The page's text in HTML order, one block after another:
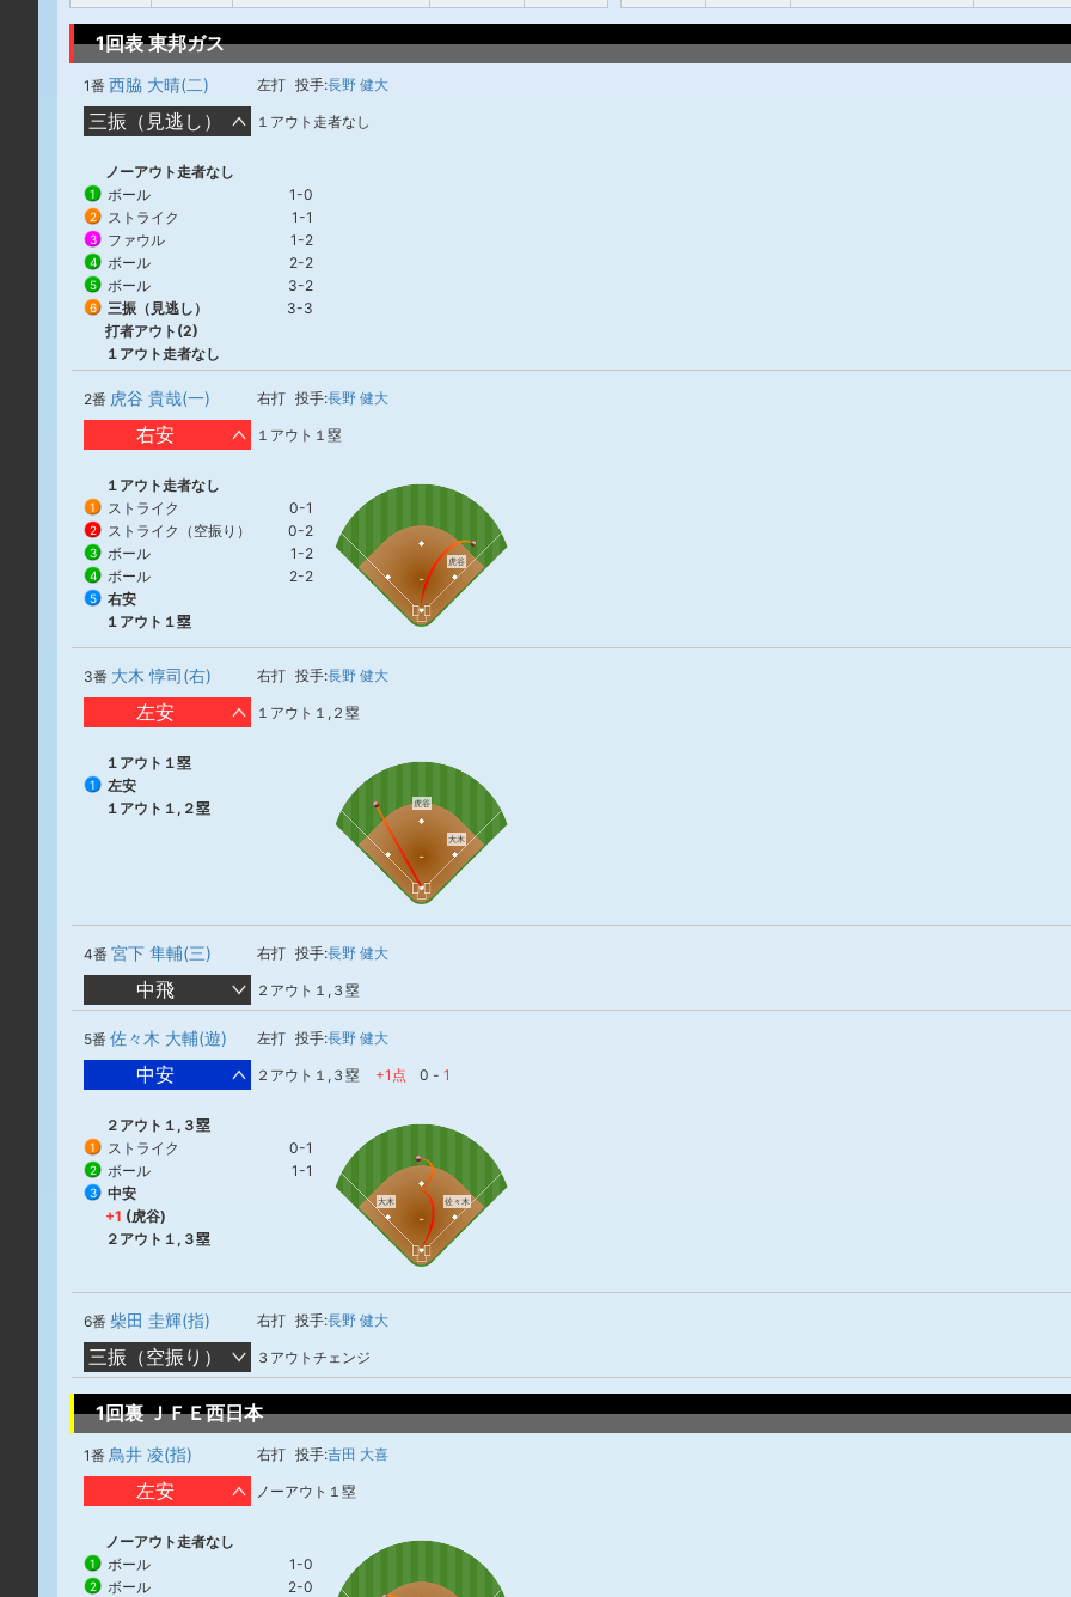
1回表 東邦ガス
1番 西脇 大晴(二) 左打 投手:長野 健大
三振（見逃し） １アウト走者なし
ノーアウト走者なし
1 ボール 1-0
2 ストライク 1-1
3 ファウル 1-2
4 ボール 2-2
5 ボール 3-2
6 三振（見逃し）
3-3
打者アウト(2)
１アウト走者なし
2番 虎谷 貴哉(一) 右打 投手:長野 健大
右安 １アウト１塁
１アウト走者なし
1 ストライク 0-1
2 ストライク（空振り） 0-2
3 ボール 1-2
4 ボール 2-2
5
右安
１アウト１塁
虎谷
3番 大木 惇司(右) 右打 投手:長野 健大
左安 １アウト１,２塁
１アウト１塁
1
左安
１アウト１,２塁
虎谷
大木
4番 宮下 隼輔(三) 右打 投手:長野 健大
中飛 ２アウト１,３塁
5番 佐々木 大輔(遊) 左打 投手:長野 健大
中安 ２アウト１,３塁 +1点 0 - 1
２アウト１,３塁
1 ストライク 0-1
2 ボール 1-1
3
中安
+1 (虎谷)
２アウト１,３塁
大木 佐々木
6番 柴田 圭輝(指) 右打 投手:長野 健大
三振（空振り） ３アウトチェンジ
1回裏 ＪＦＥ西日本
1番 鳥井 凌(指) 右打 投手:吉田 大喜
左安 ノーアウト１塁
ノーアウト走者なし
1 ボール 1-0
2 ボール 2-0